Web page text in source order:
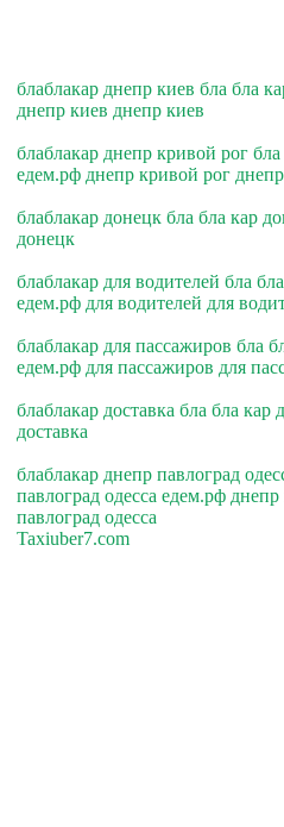
блаблакар днепр киев бла бла
днепр киев днепр киев
блаблакар днепр кривой рог
едем.рф днепр кривой рог
блаблакар донецк бла бла кар
донецк
блаблакар для водителей бла
едем.рф для водителей для
блаблакар для пассажиров бла
едем.рф для пассажиров для
блаблакар доставка бла бла кар
доставка
блаблакар днепр павлоград
павлоград одесса едем.рф
павлоград одесса
Taxiuber7.com